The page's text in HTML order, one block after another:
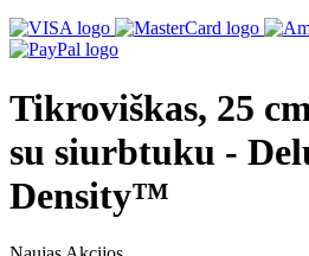
Tikroviškas, 25
su siurbtuku -
Density™